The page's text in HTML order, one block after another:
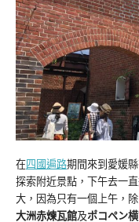
在四國遍路期間來到愛媛
探索附近景點，下午去一
大，因為只有一個上午，
大洲赤煉瓦館及ポコペン